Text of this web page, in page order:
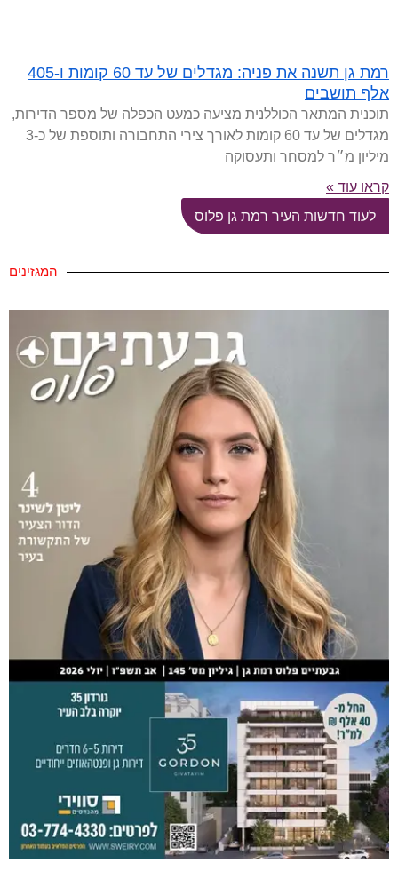
רמת גן תשנה את פניה: מגדלים של עד 60 קומות ו-405
אלף תושבים
תוכנית המתאר הכוללנית מציעה כמעט הכפלה של מספר הדירות,
מגדלים של עד 60 קומות לאורך צירי התחבורה ותוספת של כ-3
מיליון מ״ר למסחר ותעסוקה
קראו עוד »
לעוד חדשות העיר רמת גן פלוס
המגזינים